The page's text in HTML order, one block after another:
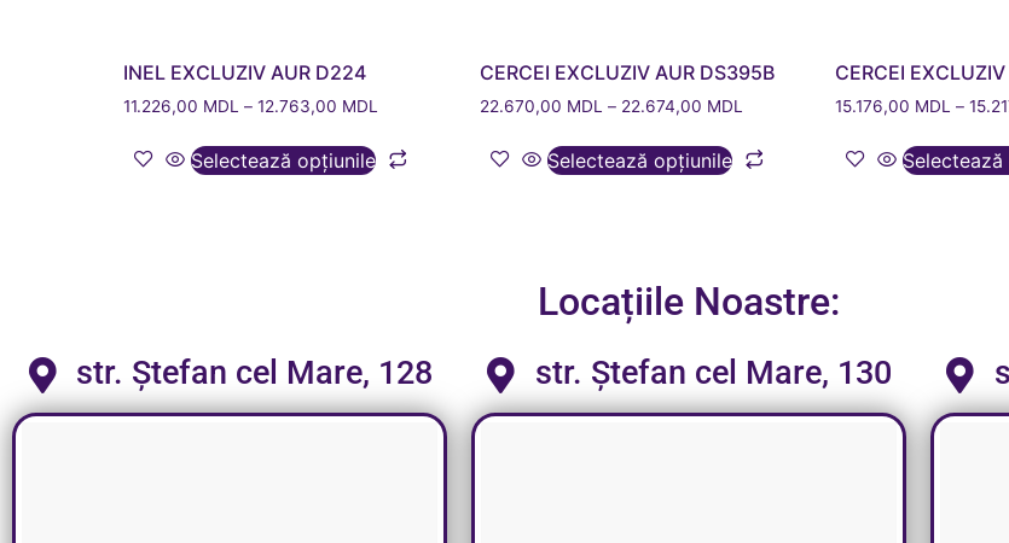
INEL EXCLUZIV AUR D224
11.226,00 MDL – 12.763,00 MDL
Selectează opțiunile
CERCEI EXCLUZIV AUR DS395B
22.670,00 MDL – 22.674,00 MDL
Selectează opțiunile
CERCEI
15.176,00 MDL –
Locațiile Noastre:
str. Ștefan cel Mare, 128 str. Ștefan cel Mare, 130